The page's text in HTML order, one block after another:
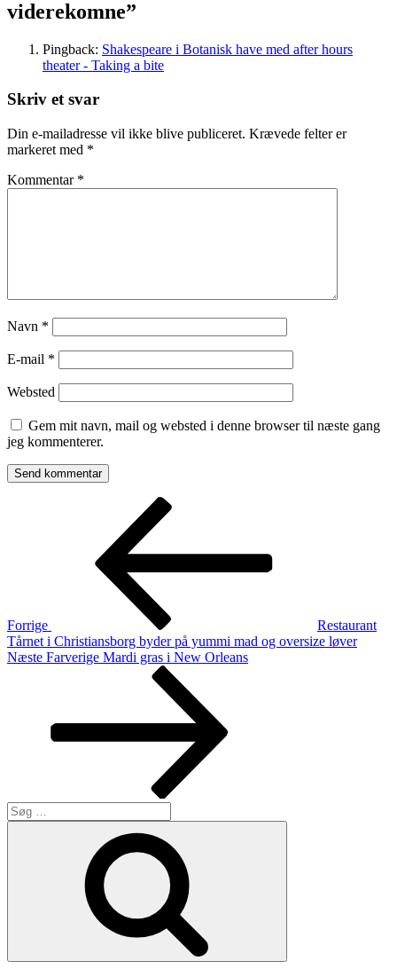
viderekomne”
Pingback: Shakespeare i Botanisk have med after hours
theater - Taking a bite
Skriv et svar
Din e-mailadresse vil ikke blive publiceret. Krævede felter er
markeret med *
Kommentar *
Navn *
E-mail *
Websted
Gem mit navn, mail og websted i denne browser til næste gang
jeg kommenterer.
Indlægsnavigation
Forrige
Restaurant
Tårnet i Christiansborg byder på yummi mad og oversize løver
Næste
Næste Farverige Mardi gras i New Orleans
Søg
efter: